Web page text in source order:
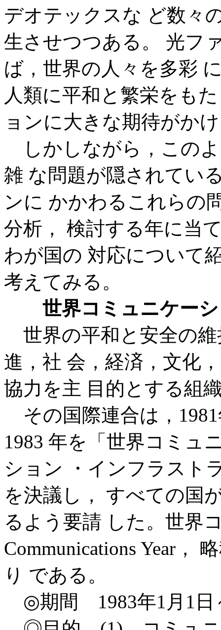
デオテックスな ど数々
生させつつある。 光フ
ば，世界の人々を多彩
人類に平和と繁栄をも
ョンに大きな期待がか
しかしながら，この
雑 な問題が隠されてい
ンに かかわるこれらの
分析， 検討する年に当
わが国の 対応について
考えてみる。
世界コミュニケー
世界の平和と安全の維
進，社 会，経済，文化
協力を主 目的とする組
その国際連合は，
1983 年を「世界コミュ
ション ・インフラスト
を決議し， すべての国
るよう要請 した。世界
Communications Year，
り である。
◎期間 1983年1月1日